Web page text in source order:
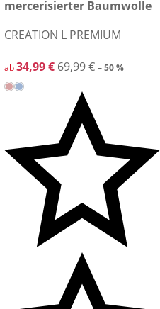
mercerisierter Baumwolle
CREATION L PREMIUM
reduzierter Preis 34,99 €,
ab34,99 €69,99 € – 50 %